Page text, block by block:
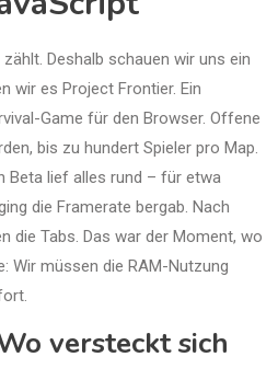
Deshalb schauen wir uns ein
wir es Project Frontier. Ein
Game für den Browser. Offene
bis zu hundert Spieler pro Map.
Beta lief alles rund – für etwa
die Framerate bergab. Nach
die Tabs. Das war der Moment, wo
Wir müssen die RAM-Nutzung
versteckt sich